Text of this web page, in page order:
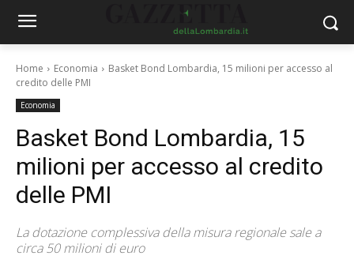
Home Economia
Basket Bond Lombardia, 15 milioni per accesso al
credito delle PMI
Economia
Basket Bond Lombardia, 15
milioni per accesso al credito
delle PMI
La dotazione complessiva della misura regionale sale a
circa 50 milioni di euro